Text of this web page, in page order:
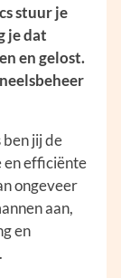
stuur je
je dat
en gelost.
ben jij de
en efficiënte
ongeveer
aan,
en